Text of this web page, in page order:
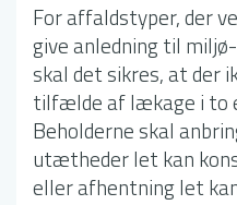
For affaldstyper, der
give anledning til
skal det sikres, at der
tilfælde af lækage i to
Beholderne skal
utætheder let kan
eller afhentning let